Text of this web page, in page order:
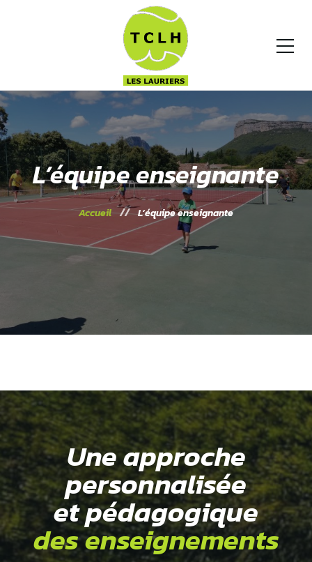
L’équipe enseignante
Accueil L’équipe enseignante
Une approche
personnalisée
et pédagogique
des enseignements